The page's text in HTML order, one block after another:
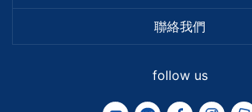
聯絡我們
follow us